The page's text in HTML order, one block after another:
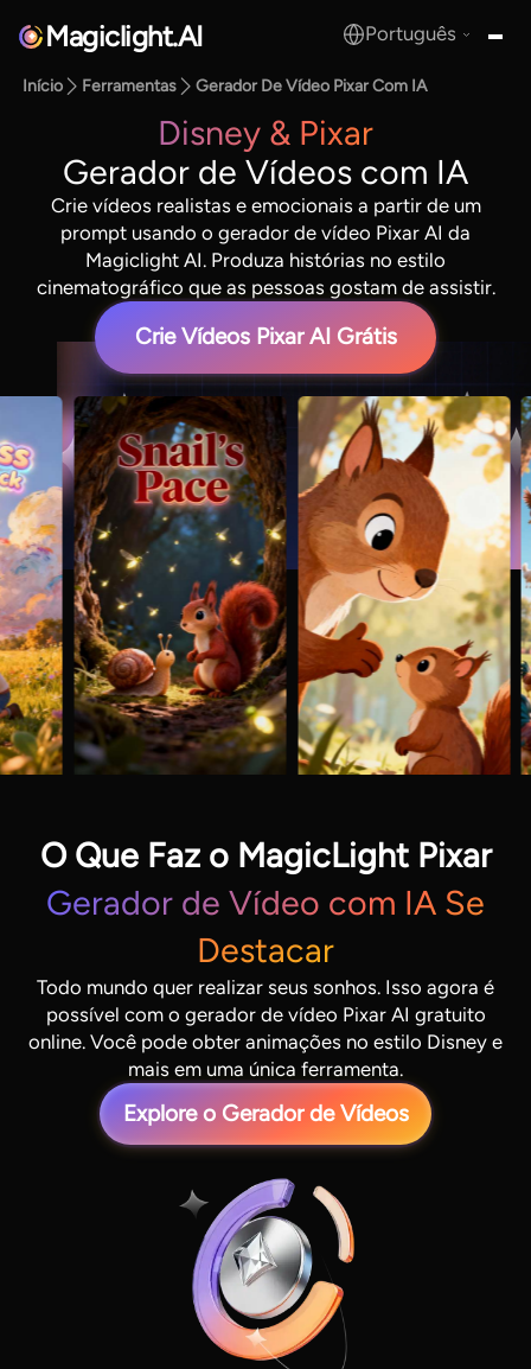
Magiclight.AI Português
Início Ferramentas Gerador De Vídeo Pixar Com IA
Disney & Pixar
Gerador de Vídeos com IA
Crie vídeos realistas e emocionais a partir de um
prompt usando o gerador de vídeo Pixar AI da
Magiclight AI. Produza histórias no estilo
cinematográfico que as pessoas gostam de assistir.
Crie Vídeos Pixar AI Grátis
O Que Faz o MagicLight Pixar
Gerador de Vídeo com IA Se
Destacar
Todo mundo quer realizar seus sonhos. Isso agora é
possível com o gerador de vídeo Pixar AI gratuito
online. Você pode obter animações no estilo Disney e
mais em uma única ferramenta.
Explore o Gerador de Vídeos